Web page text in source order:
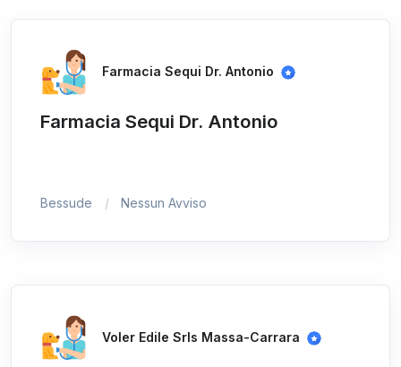
Farmacia Sequi Dr. Antonio
Farmacia Sequi Dr. Antonio
Bessude Nessun Avviso
Voler Edile Srls Massa-Carrara